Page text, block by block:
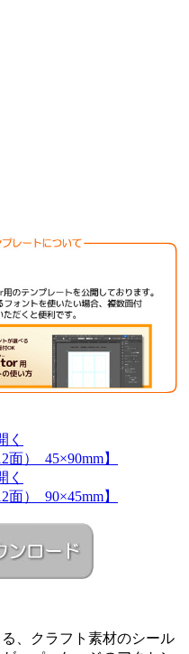
く
）_45×90mm】
く
）_90×45mm】
、クラフト素材のシール